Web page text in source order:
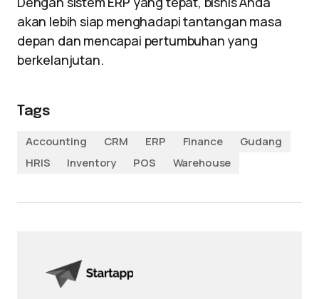
akan lebih siap menghadapi tantangan masa
depan dan mencapai pertumbuhan yang
berkelanjutan.
Tags
Accounting
CRM ERP Finance
Gudang
HRIS
Inventory POS Warehouse